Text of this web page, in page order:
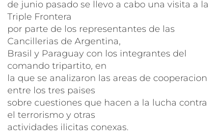
de junio pasado se llevo a cabo una visita a la
Triple Frontera
por parte de los representantes de las
Cancillerias de Argentina,
Brasil y Paraguay con los integrantes del
comando tripartito, en
la que se analizaron las areas de cooperacion
entre los tres paises
sobre cuestiones que hacen a la lucha contra
el terrorismo y otras
actividades ilicitas conexas.